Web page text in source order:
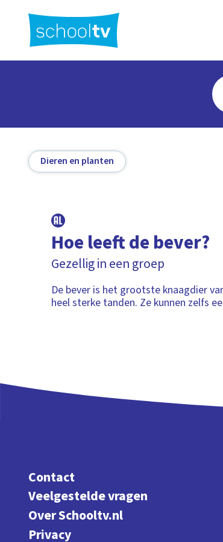
hoofdinhoud
Dieren en planten
Hoe leeft de bever?
Gezellig in een groep
De bever is het grootste knaagdier
heel sterke tanden. Ze kunnen zelfs
Contact
Veelgestelde vragen
Over Schooltv.nl
Privacy